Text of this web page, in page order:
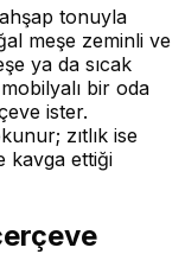
tonuyla
meşe zeminli ve
ya da sıcak
bir oda
ister.
zıtlık ise
kavga ettiği